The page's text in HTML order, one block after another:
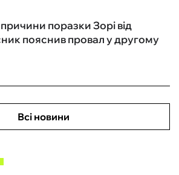
поразки Зорі від
пояснив провал у другому
Всі новини